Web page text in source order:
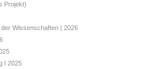
Projekt)
Wissenschaften | 2026
I 2025